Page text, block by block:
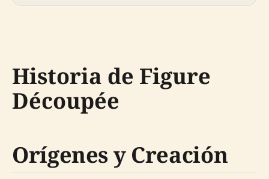
Historia de Figure
Découpée
Orígenes y Creación